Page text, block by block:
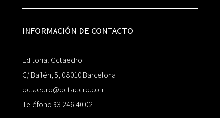
INFORMACIÓN DE CONTACTO
Editorial Octaedro
C/ Bailén, 5, 08010 Barcelona
octaedro@octaedro.com
Teléfono 93 246 40 02